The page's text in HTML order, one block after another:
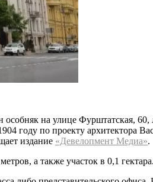
на улице Фурштатская,
году по проекту архитектора
издание «Девелопмент Медиа».
а также участок в 0,1 гектара.